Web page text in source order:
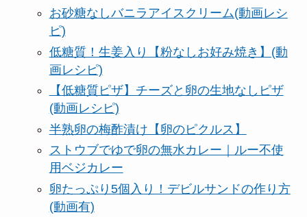
お砂糖なしバニラアイスクリーム(動画レシ
ピ)
低糖質！生姜入り【粉なしお好み焼き】(動
画レシピ)
【低糖質ピザ】チーズと卵の生地なしピザ
(動画レシピ)
半熟卵の梅酢漬け【卵のピクルス】
ストウブでゆで卵の無水カレー｜ルー不使
用ベジカレー
卵たっぷり5個入り！デビルサンドの作り方
(動画有)